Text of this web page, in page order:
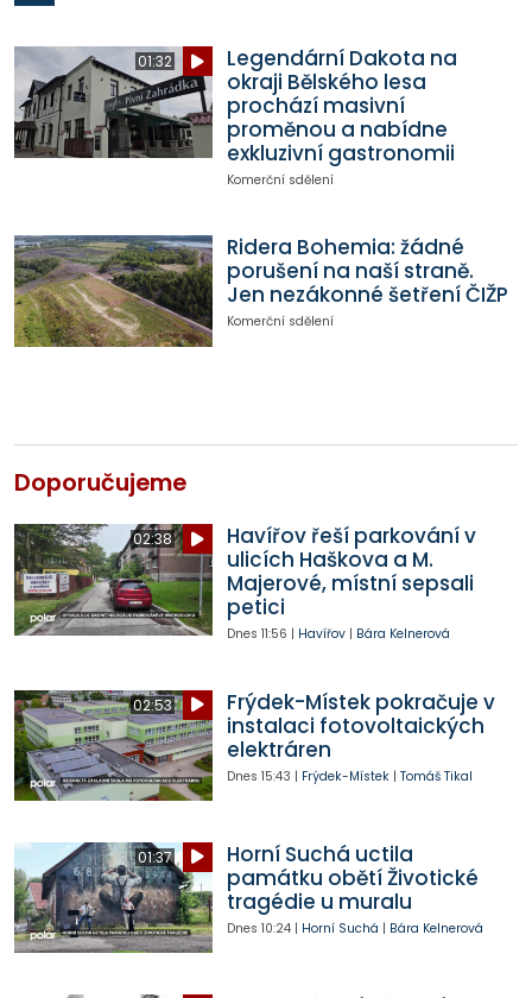
01:32
Legendární Dakota na
okraji Bělského lesa
prochází masivní
proměnou a nabídne
exkluzivní gastronomii
Komerční sdělení
Ridera Bohemia: žádné
porušení na naší straně.
Jen nezákonné šetření ČIŽP
Komerční sdělení
Doporučujeme
02:38
Havířov řeší parkování v
ulicích Haškova a M.
Majerové, místní sepsali
petici
Dnes 11:56 | Havířov| Bára Kelnerová
02:53
Frýdek-Místek pokračuje v
instalaci fotovoltaických
elektráren
Dnes 15:43 | Frýdek-Místek| Tomáš Tikal
01:37
Horní Suchá uctila
památku obětí Životické
tragédie u muralu
Dnes 10:24| Horní Suchá | Bára Kelnerová